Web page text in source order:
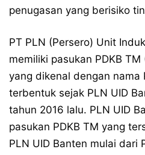
penugasan yang berisiko
PT PLN (Persero) Unit
memiliki pasukan PDKB
yang dikenal dengan nama
terbentuk sejak PLN UID
tahun 2016 lalu. PLN UID
pasukan PDKB TM yang
PLN UID Banten mulai dari